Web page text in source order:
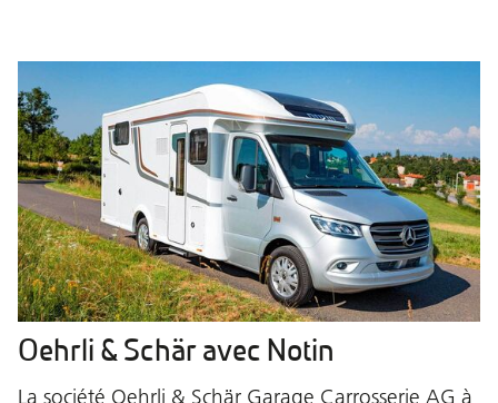
Oehrli & Schär avec Notin
La société Oehrli & Schär Garage Carrosserie AG à